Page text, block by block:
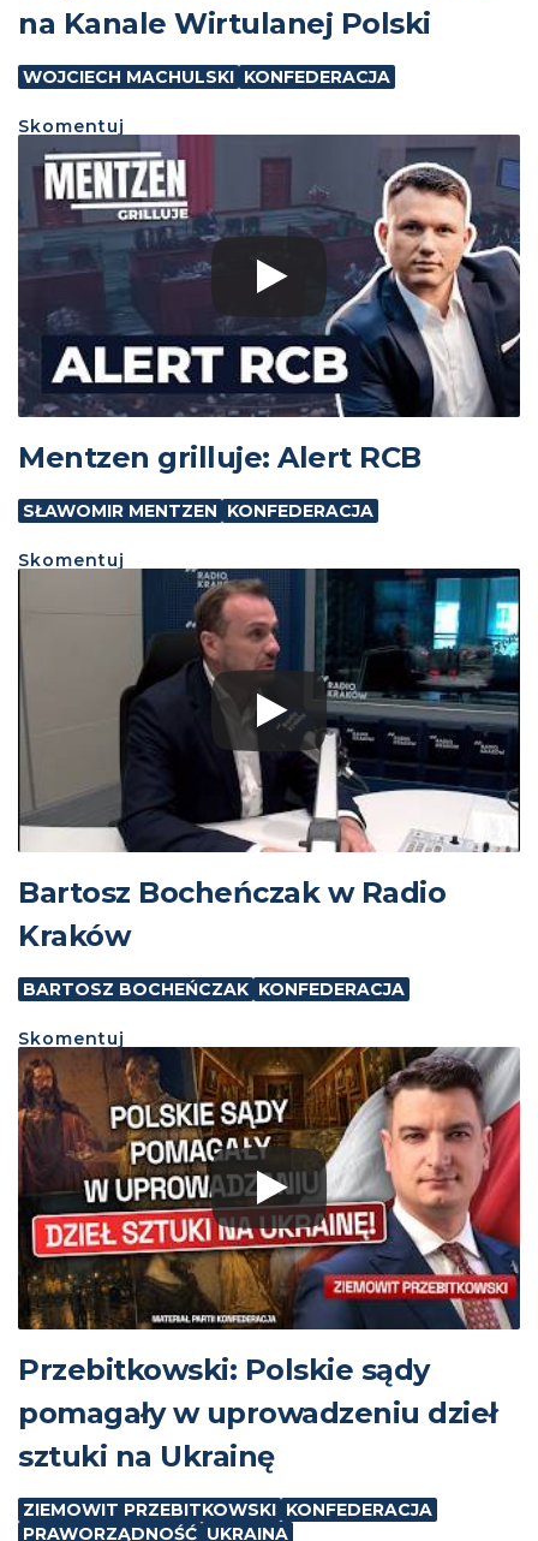
na Kanale Wirtulanej Polski
WOJCIECH MACHULSKI KONFEDERACJA
Skomentuj
Mentzen grilluje: Alert RCB
SŁAWOMIR MENTZEN KONFEDERACJA
Skomentuj
Bartosz Bocheńczak w Radio
Kraków
BARTOSZ BOCHEŃCZAK KONFEDERACJA
Skomentuj
Przebitkowski: Polskie sądy
pomagały w uprowadzeniu dzieł
sztuki na Ukrainę
ZIEMOWIT PRZEBITKOWSKI KONFEDERACJA
PRAWORZĄDNOŚĆ UKRAINA